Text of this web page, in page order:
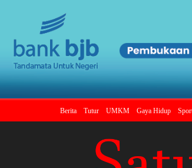
Berita Tutur UMKM Gaya Hidup